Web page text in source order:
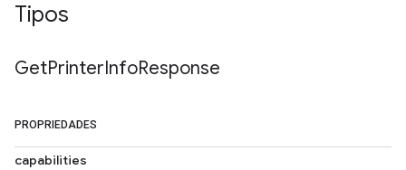
Tipos
GetPrinterInfoResponse
PROPRIEDADES
capabilities